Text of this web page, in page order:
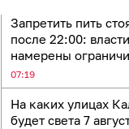
Запретить пить
после 22:00:
намерены
07:19
На каких улицах
будет света 7